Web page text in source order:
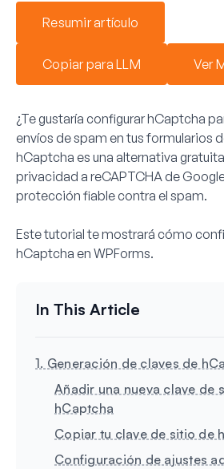
Resumir artículo
Copiar para LLM Ver
¿Te gustaría configurar hCaptcha
envíos de spam en tus formularios
hCaptcha es una alternativa
privacidad a reCAPTCHA de
protección fiable contra el spam.
Este tutorial te mostrará cómo
hCaptcha en WPForms.
1. Generación de claves de
Añadir una nueva clave de
hCaptcha
Copiar tu clave de sitio de
Configuración de ajustes